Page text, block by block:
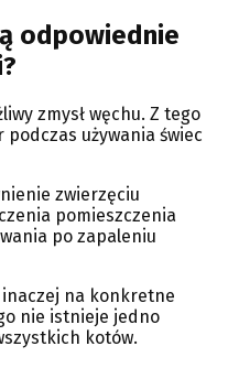
odpowiednie
zmysł węchu. Z tego
używania świec
zwierzęciu
pomieszczenia
po zapaleniu
inaczej na konkretne
nie istnieje jedno
kotów.